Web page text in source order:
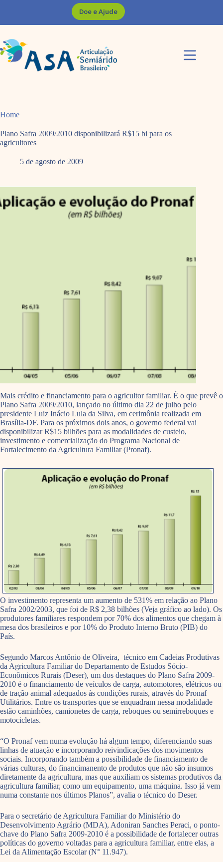
Doe e Ajude
Home
Plano Safra 2009/2010 disponibilizará R$15 bi para os
agricultores
5 de agosto de 2009
Mais crédito e financiamento para o agricultor familiar. É o que prevê o
Plano Safra 2009/2010, lançado no último dia 22 de julho pelo
presidente Luiz Inácio Lula da Silva, em cerimônia realizada em
Brasília-DF. Para os próximos dois anos, o governo federal vai
disponibilizar R$15 bilhões para as modalidades de custeio,
investimento e comercialização do Programa Nacional de
Fortalecimento da Agricultura Familiar (Pronaf).
O investimento representa um aumento de 531% em relação ao Plano
Safra 2002/2003, que foi de R$ 2,38 bilhões (Veja gráfico ao lado). Os
produtores familiares respondem por 70% dos alimentos que chegam à
mesa dos brasileiros e por 10% do Produto Interno Bruto (PIB) do
País.
Segundo Marcos Antônio de Oliveira, técnico em Cadeias Produtivas
da Agricultura Familiar do Departamento de Estudos Sócio-
Econômicos Rurais (Deser), um dos destaques do Plano Safra 2009-
2010 é o financiamento de veículos de carga, automotores, elétricos ou
de tração animal adequados às condições rurais, através do Pronaf
Utilitários. Entre os transportes que se enquadram nessa modalidade
estão caminhões, camionetes de carga, reboques ou semirreboques e
motocicletas.
“O Pronaf vem numa evolução há algum tempo, diferenciando suas
linhas de atuação e incorporando reivindicações dos movimentos
sociais. Incorporando também a possibilidade de financiamento de
várias culturas, do financimanento de produtos que não são insumos
diretamente da agricultura, mas que auxiliam os sistemas produtivos da
agricultura familiar, como um equipamento, uma máquina. Isso já vem
numa constante nos últimos Planos”, avalia o técnico do Deser.
Para o secretário de Agricultura Familiar do Ministério do
Desenvolvimento Agrário (MDA), Adoniran Sanches Peraci, o ponto-
chave do Plano Safra 2009-2010 é a possibilidade de fortalecer outras
políticas do governo voltadas para a agricultura familiar, entre elas, a
Lei da Alimentação Escolar (N° 11.947).